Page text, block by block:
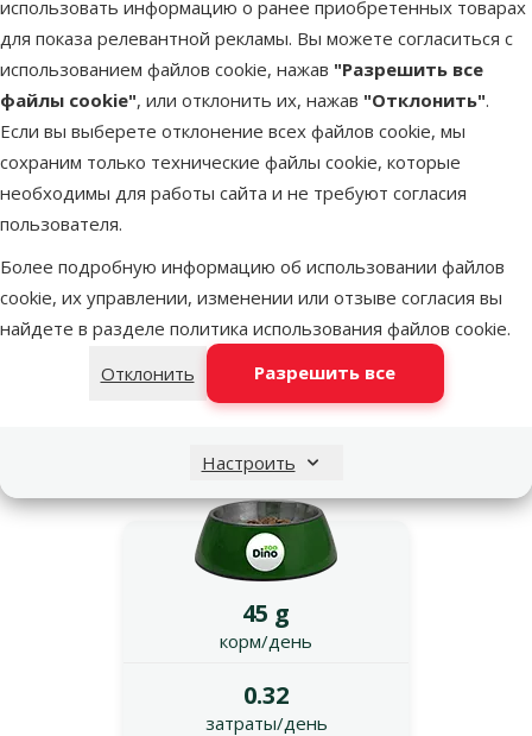
использовать информацию о ранее приобретенных товарах
для показа релевантной рекламы. Вы можете согласиться с
использованием файлов cookie, нажав "Разрешить все
файлы cookie", или отклонить их, нажав "Отклонить".
Если вы выберете отклонение всех файлов cookie, мы
сохраним только технические файлы cookie, которые
необходимы для работы сайта и не требуют согласия
пользователя.
Более подробную информацию об использовании файлов
cookie, их управлении, изменении или отзыве согласия вы
найдете в разделе политика использования файлов cookie.
Отклонить
Разрешить все
Настроить
Подсчет дневной нормы корма
Корм для собак – Eukanuba Mature and Senior Lamb and Rice,
12 кг
Вес собаки
45 g
корм/день
0.32
затраты/день